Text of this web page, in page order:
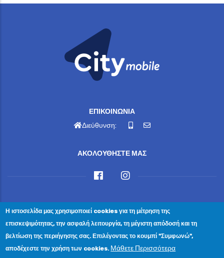
ΕΠΙΚΟΙΝΩΝΙΑ
Διεύθυνση:
ΑΚΟΛΟΥΘΗΣΤΕ ΜΑΣ
© Copyright ΔΗΜΟΣ ΝΑΥΠΑΚΤΙΑΣ 2024. All Rights
Reserved.
Επικοινωνία|Πολιτική Απορρήτου|Αίτημα Διαγραφής
Η ιστοσελίδα μας χρησιμοποιεί cookies για τη μέτρηση της
επισκεψιμότητας, την ασφαλή λειτουργία, τη μέγιστη απόδοσή και τη
βελτίωση της περιήγησης σας. Επιλέγοντας το κουμπί "Συμφωνώ",
αποδέχεστε την χρήση των cookies. Μάθετε Περισσότερα